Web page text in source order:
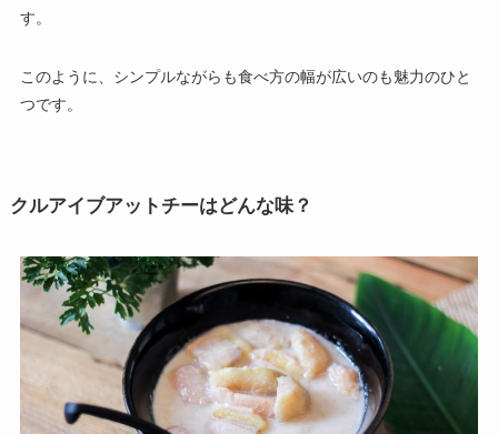
す。
このように、シンプルながらも食べ方の幅が広いのも魅力のひと
つです。
クルアイブアットチーはどんな味？